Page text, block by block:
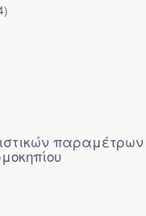
)